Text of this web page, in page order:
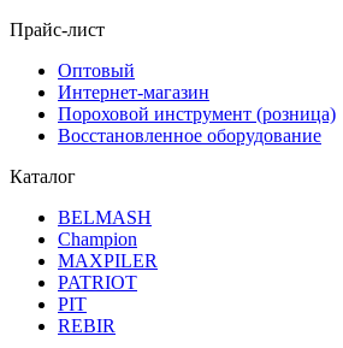
Прайс-лист
Оптовый
Интернет-магазин
Пороховой инструмент (розница)
Восстановленное оборудование
Каталог
BELMASH
Champion
MAXPILER
PATRIOT
PIT
REBIR